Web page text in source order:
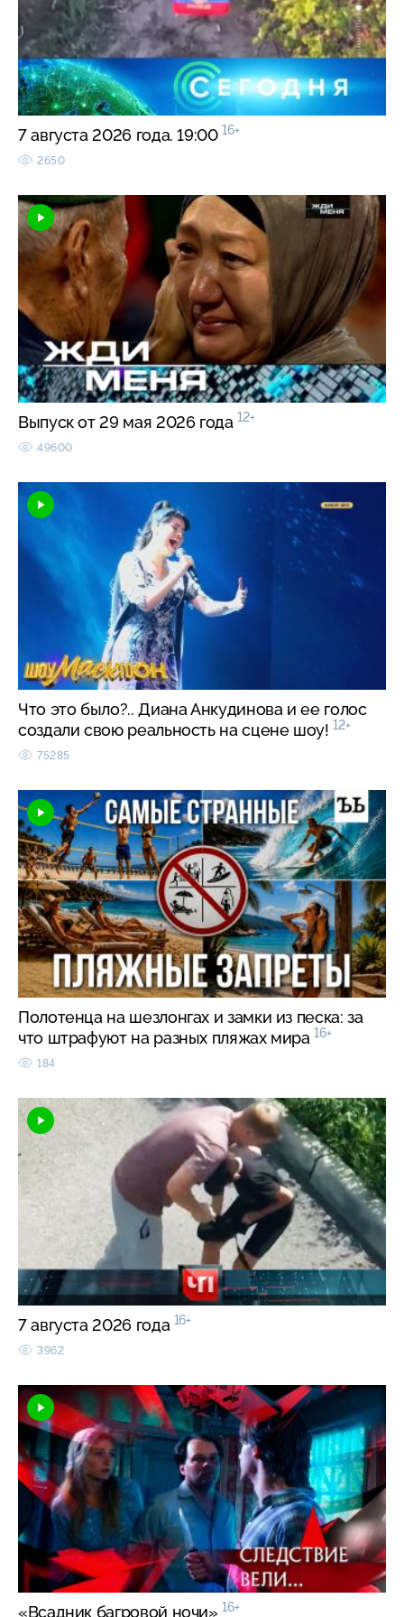
7 августа 2026 года. 19:00 16+
2650
Выпуск от 29 мая 2026 года 12+
49600
Что это было?.. Диана Анкудинова и ее голос
создали свою реальность на сцене шоу! 12+
75285
Полотенца на шезлонгах и замки из песка: за
что штрафуют на разных пляжах мира 16+
184
7 августа 2026 года 16+
3962
«Всадник багровой ночи» 16+